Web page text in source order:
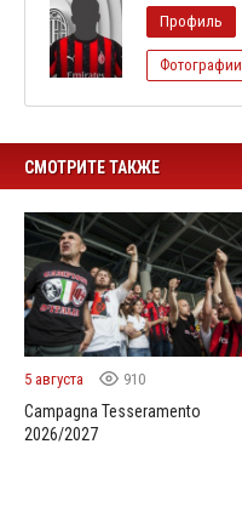
Профиль
Фотографии
СМОТРИТЕ ТАКЖЕ
5 августа 910
Campagna Tesseramento
2026/2027